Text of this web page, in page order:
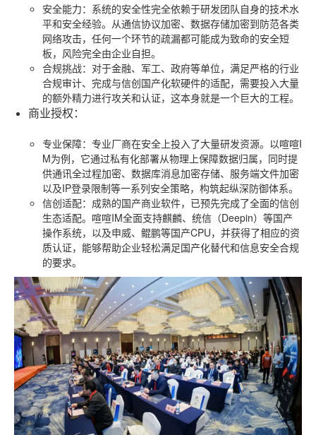
安全能力：系统的安全性完全依赖于研发团队自身的技术水
平和安全经验。从通信协议加密、数据存储加密到防范各类
网络攻击，任何一个环节的疏漏都可能成为致命的安全短
板，风险完全由企业自担。
合规挑战：对于金融、军工、政府等单位，满足严格的行业
合规审计、完成与信创国产化软硬件的适配，需要投入大量
的额外精力进行攻关和认证，这本身就是一个巨大的工程。
商业授权 ：
专业保障：专业厂商在安全上投入了大量研发资源。以喧喧I
M为例，它通过私有化部署从物理上保障数据归属，同时提
供通讯全过程加密、数据库消息加密存储、服务端文件加密
以及IP登录限制等一系列安全策略，构筑起纵深防御体系。
信创适配：成熟的国产商业软件，已预先完成了全面的信创
生态适配。喧喧IM全面支持麒麟、统信（Deepin）等国产
操作系统，以及申威、鲲鹏等国产CPU，并获得了相应的资
质认证，能够帮助企业轻松满足国产化替代和信息安全合规
的要求。